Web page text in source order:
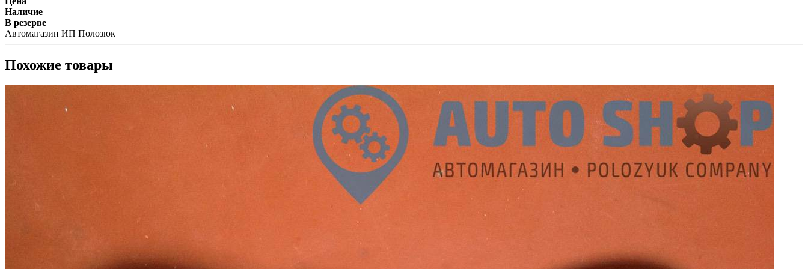
Наличие
В резерве
Автомагазин ИП Полозюк
Похожие товары